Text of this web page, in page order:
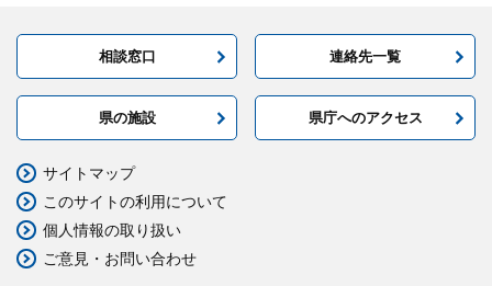
相談窓口 連絡先一覧
県の施設 県庁へのアクセス
サイトマップ
このサイトの利用について
個人情報の取り扱い
ご意見・お問い合わせ